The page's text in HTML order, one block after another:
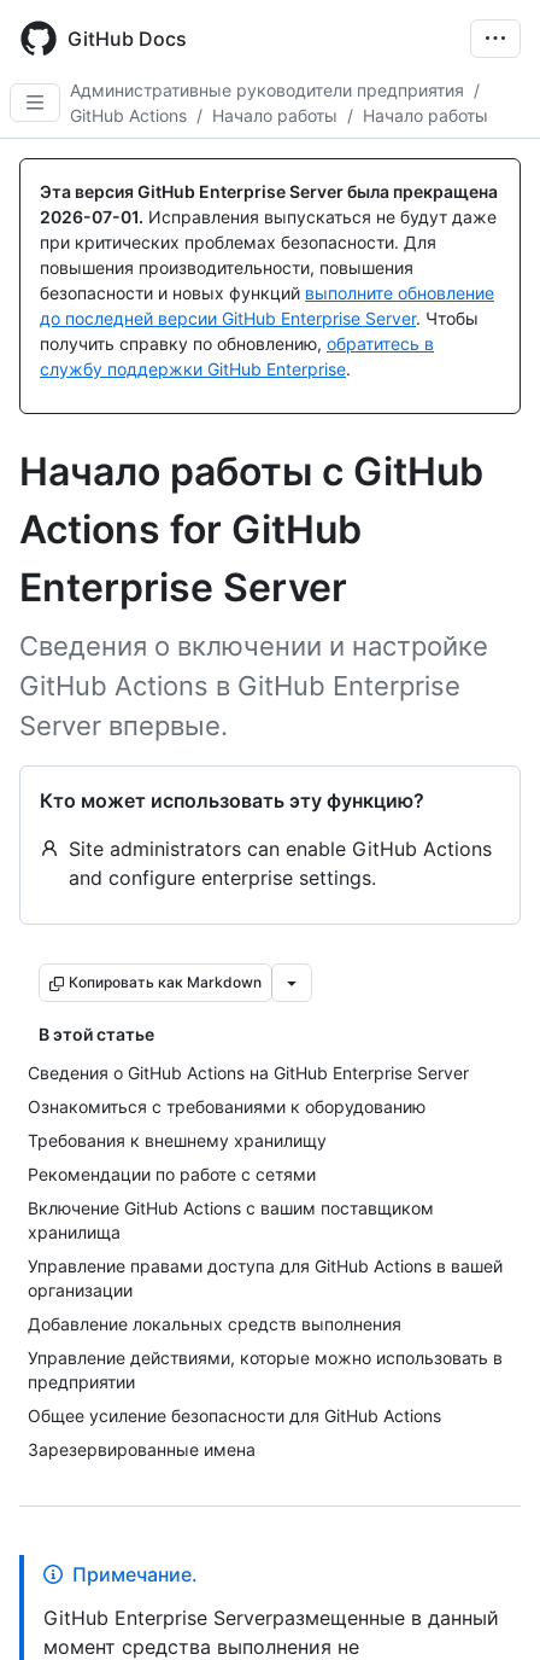
main
content
GitHub Docs
Административные руководители предприятия /
GitHub Actions / Начало работы / Начало работы
Эта версия GitHub Enterprise Server была прекращена
2026-07-01. Исправления выпускаться не будут даже
при критических проблемах безопасности. Для
повышения производительности, повышения
безопасности и новых функций выполните обновление
до последней версии GitHub Enterprise Server. Чтобы
получить справку по обновлению, обратитесь в
службу поддержки GitHub Enterprise.
Начало работы с GitHub
Actions for GitHub
Enterprise Server
Сведения о включении и настройке
GitHub Actions в GitHub Enterprise
Server впервые.
Кто может использовать эту функцию?
Site administrators can enable GitHub Actions
and configure enterprise settings.
Копировать как Markdown
В этой статье
Сведения о GitHub Actions на GitHub Enterprise Server
Ознакомиться с требованиями к оборудованию
Требования к внешнему хранилищу
Рекомендации по работе с сетями
Включение GitHub Actions с вашим поставщиком
хранилища
Управление правами доступа для GitHub Actions в вашей
организации
Добавление локальных средств выполнения
Управление действиями, которые можно использовать в
предприятии
Общее усиление безопасности для GitHub Actions
Зарезервированные имена
Примечание.
GitHub Enterprise Serverразмещенные в данный
момент средства выполнения не